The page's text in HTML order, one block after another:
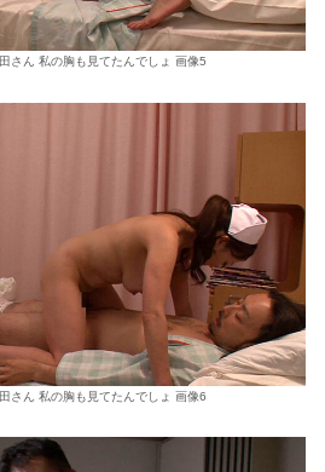
さん 私の胸も見てたんでしょ 画像5
さん 私の胸も見てたんでしょ 画像6